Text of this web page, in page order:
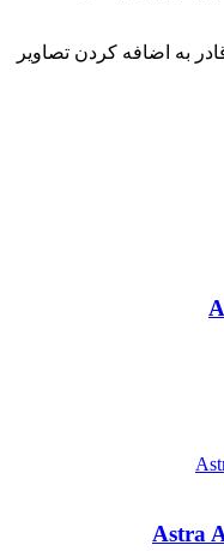
به اضافه کردن تصاویر